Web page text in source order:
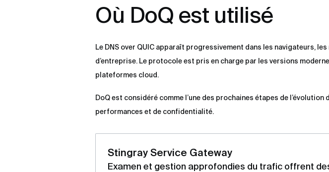
Où DoQ est utilisé
Le DNS over QUIC apparaît progressivement dans les navigateurs,
d’entreprise. Le protocole est pris en charge par les versions
plateformes cloud.
DoQ est considéré comme l’une des prochaines étapes de
performances et de confidentialité.
Stingray Service Gateway
Examen et gestion approfondies du trafic offrent